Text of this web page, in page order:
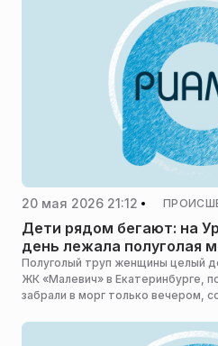
20 мая 2026 21:12
Дети рядом бегают: на
день лежала полуголая
Полуголый труп женщины целый
ЖК «Малевич» в Екатеринбурге,
забрали в морг только вечером,